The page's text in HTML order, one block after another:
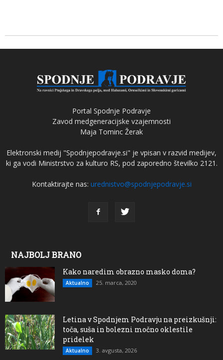
Portal Spodnje Podravje
Zavod medgeneracijske vzajemnosti
Maja Tominc Žerak
Elektronski medij "Spodnjepodravje.si" je vpisan v razvid medijev,
ki ga vodi Ministrstvo za kulturo RS, pod zaporedno številko 2121.
Kontaktirajte nas: urednistvo@spodnjepodravje.si
NAJBOLJ BRANO
Kako naredim obrazno masko doma?
Aktualno 25. marca, 2020
Letina v Spodnjem Podravju na preizkušnji:
toča, suša in bolezni močno oklestile
pridelek
Aktualno 3. avgusta, 2026